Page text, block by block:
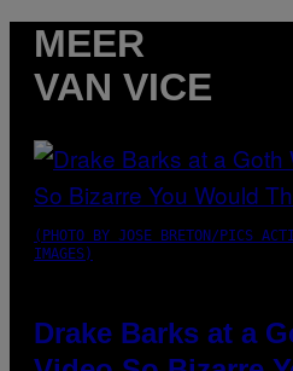
MEER
VAN VICE
(PHOTO BY JOSE BRETON/PICS
IMAGES)
Drake Barks at a